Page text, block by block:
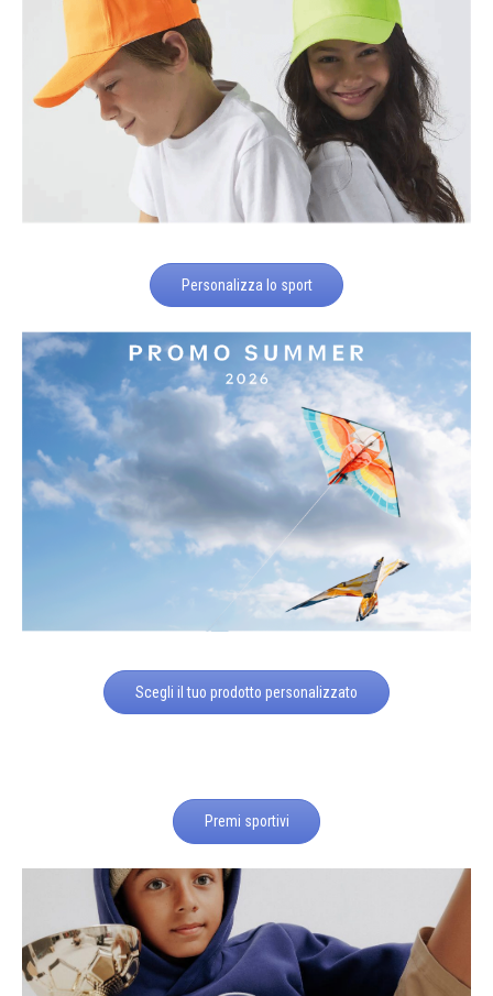
Personalizza lo sport
Scegli il tuo prodotto personalizzato
Premi sportivi